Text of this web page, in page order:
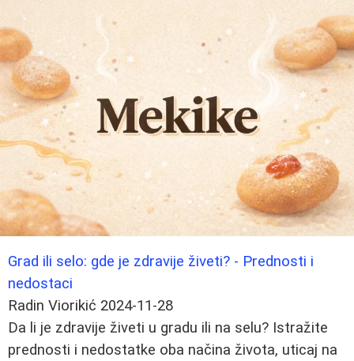
Grad ili selo: gde je zdravije živeti? - Prednosti i
nedostaci
Radin Viorikić 2024-11-28
Da li je zdravije živeti u gradu ili na selu? Istražite
prednosti i nedostatke oba načina života, uticaj na